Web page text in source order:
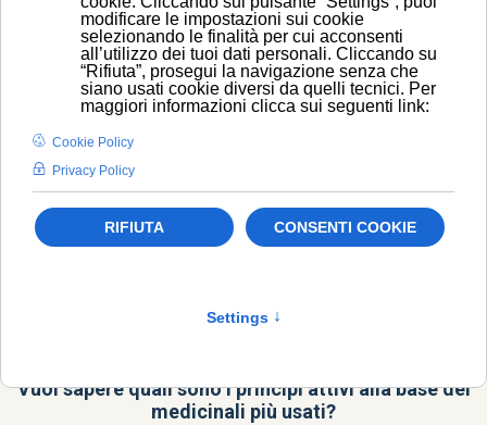
HOME
CONOSCI I PRINCIPI
Vuoi sapere quali sono i principi attivi alla base dei
medicinali più usati?